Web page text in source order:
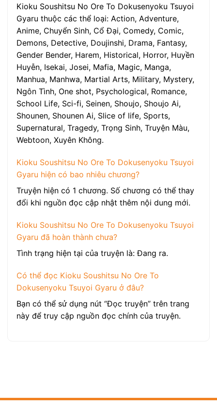
Kioku Soushitsu No Ore To Dokusenyoku Tsuyoi
Gyaru thuộc các thể loại: Action, Adventure,
Anime, Chuyển Sinh, Cổ Đại, Comedy, Comic,
Demons, Detective, Doujinshi, Drama, Fantasy,
Gender Bender, Harem, Historical, Horror, Huyền
Huyễn, Isekai, Josei, Mafia, Magic, Manga,
Manhua, Manhwa, Martial Arts, Military, Mystery,
Ngôn Tình, One shot, Psychological, Romance,
School Life, Sci-fi, Seinen, Shoujo, Shoujo Ai,
Shounen, Shounen Ai, Slice of life, Sports,
Supernatural, Tragedy, Trọng Sinh, Truyện Màu,
Webtoon, Xuyên Không.
Kioku Soushitsu No Ore To Dokusenyoku Tsuyoi
Gyaru hiện có bao nhiêu chương?
Truyện hiện có 1 chương. Số chương có thể thay
đổi khi nguồn đọc cập nhật thêm nội dung mới.
Kioku Soushitsu No Ore To Dokusenyoku Tsuyoi
Gyaru đã hoàn thành chưa?
Tình trạng hiện tại của truyện là: Đang ra.
Có thể đọc Kioku Soushitsu No Ore To
Dokusenyoku Tsuyoi Gyaru ở đâu?
Bạn có thể sử dụng nút “Đọc truyện” trên trang
này để truy cập nguồn đọc chính của truyện.